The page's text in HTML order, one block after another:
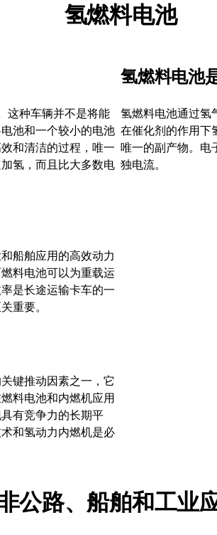
氢燃料电池
这种车辆并不是将能
池和一个较小的电池
和清洁的过程，唯一
氢，而且比大多数电
船舶应用的高效动力
料电池可以为重载运
是长途运输卡车的一
重要。
键推动因素之一，它
料电池和内燃机应用
有竞争力的长期平
和氢动力内燃机是必
氢燃料电池
氢燃料电池通过氢
在催化剂的作用下
唯一的副产物。电
独电流。
公路、船舶和工业